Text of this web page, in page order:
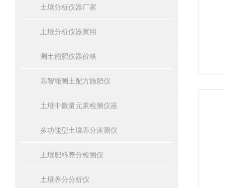
土壤分析仪器厂家
土壤分析仪器家用
测土施肥仪器价格
高智能测土配方施肥仪
土壤中微量元素检测仪器
多功能型土壤养分速测仪
土壤肥料养分检测仪
土壤养分分析仪